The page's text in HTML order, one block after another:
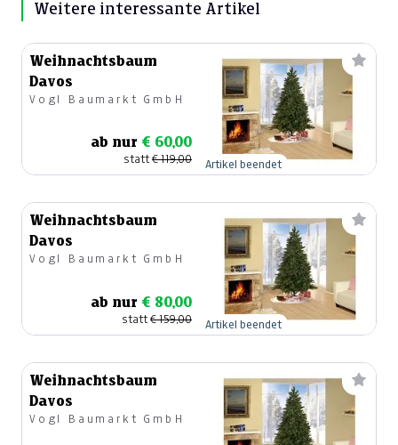
Weitere interessante Artikel
Weihnachtsbaum
Davos
Vogl Baumarkt GmbH
ab nur € 60,00
statt€ 119,00 Artikel beendet
Weihnachtsbaum
Davos
Vogl Baumarkt GmbH
ab nur € 80,00
statt€ 159,00 Artikel beendet
Weihnachtsbaum
Davos
Vogl Baumarkt GmbH